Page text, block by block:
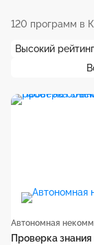
120 программ в
Высокий рейтинг
Проверка